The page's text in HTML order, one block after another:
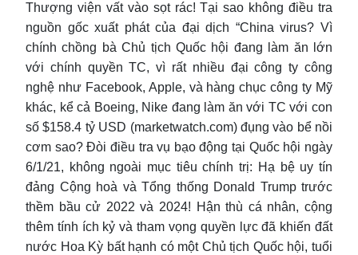
Thượng viện vất vào sọt rác! Tại sao không điều tra
nguồn gốc xuất phát của đại dịch “China virus? Vì
chính chồng bà Chủ tịch Quốc hội đang làm ăn lớn
với chính quyền TC, vì rất nhiều đại công ty công
nghệ như Facebook, Apple, và hàng chục công ty Mỹ
khác, kể cả Boeing, Nike đang làm ăn với TC với con
số $158.4 tỷ USD (marketwatch.com) đụng vào bể nồi
cơm sao? Đòi điều tra vụ bạo động tại Quốc hội ngày
6/1/21, không ngoài mục tiêu chính trị: Hạ bệ uy tín
đảng Cộng hoà và Tổng thống Donald Trump trước
thềm bầu cử 2022 và 2024! Hận thù cá nhân, cộng
thêm tính ích kỷ và tham vọng quyền lực đã khiến đất
nước Hoa Kỳ bất hạnh có một Chủ tịch Quốc hội, tuổi